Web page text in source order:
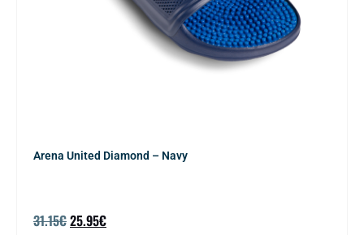
Arena United Diamond – Navy
31.15€25.95€